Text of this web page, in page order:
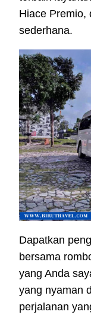
Hiace Premio,
sederhana.
Dapatkan
bersama
yang Anda
yang nyaman
perjalanan